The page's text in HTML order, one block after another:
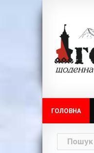
ГОЛОВНА
Пошук: